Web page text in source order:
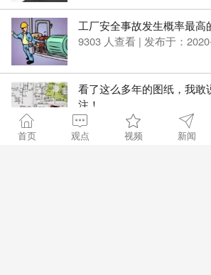
工厂安全事故发生概率最
9303 人查看 | 发布于：
看了这么多年的图纸，我敢
注！
10071 人查看 | 发布于：
首页 观点 视频 新闻